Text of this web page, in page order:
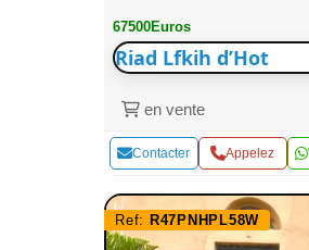
67500Euros
Riad Lfkih d’Hot
en vente
Contacter Appelez
Ref: R47PNHPL58W